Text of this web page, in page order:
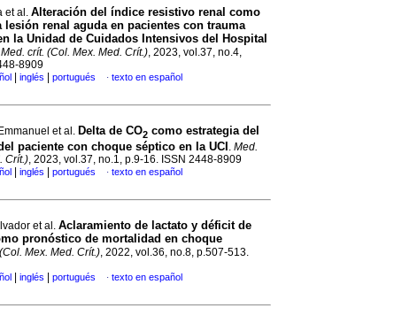
et al. Alteración del índice resistivo renal como
lesión renal aguda en pacientes con trauma
la Unidad de Cuidados Intensivos del Hospital
Med. crít. (Col. Mex. Med. Crít.), 2023, vol.37, no.4,
8909
inglés portugués · texto en español
et al. Delta de CO2 como estrategia del
paciente con choque séptico en la UCI Med.
Crít.) , 2023, vol.37, no.1, p.9-16. ISSN 2448-8909
| inglés | portugués · texto en español
et al. Aclaramiento de lactato y déficit de
pronóstico de mortalidad en choque
Mex. Med. Crít.), 2022, vol.36, no.8, p.507-513.
inglés portugués · texto en español